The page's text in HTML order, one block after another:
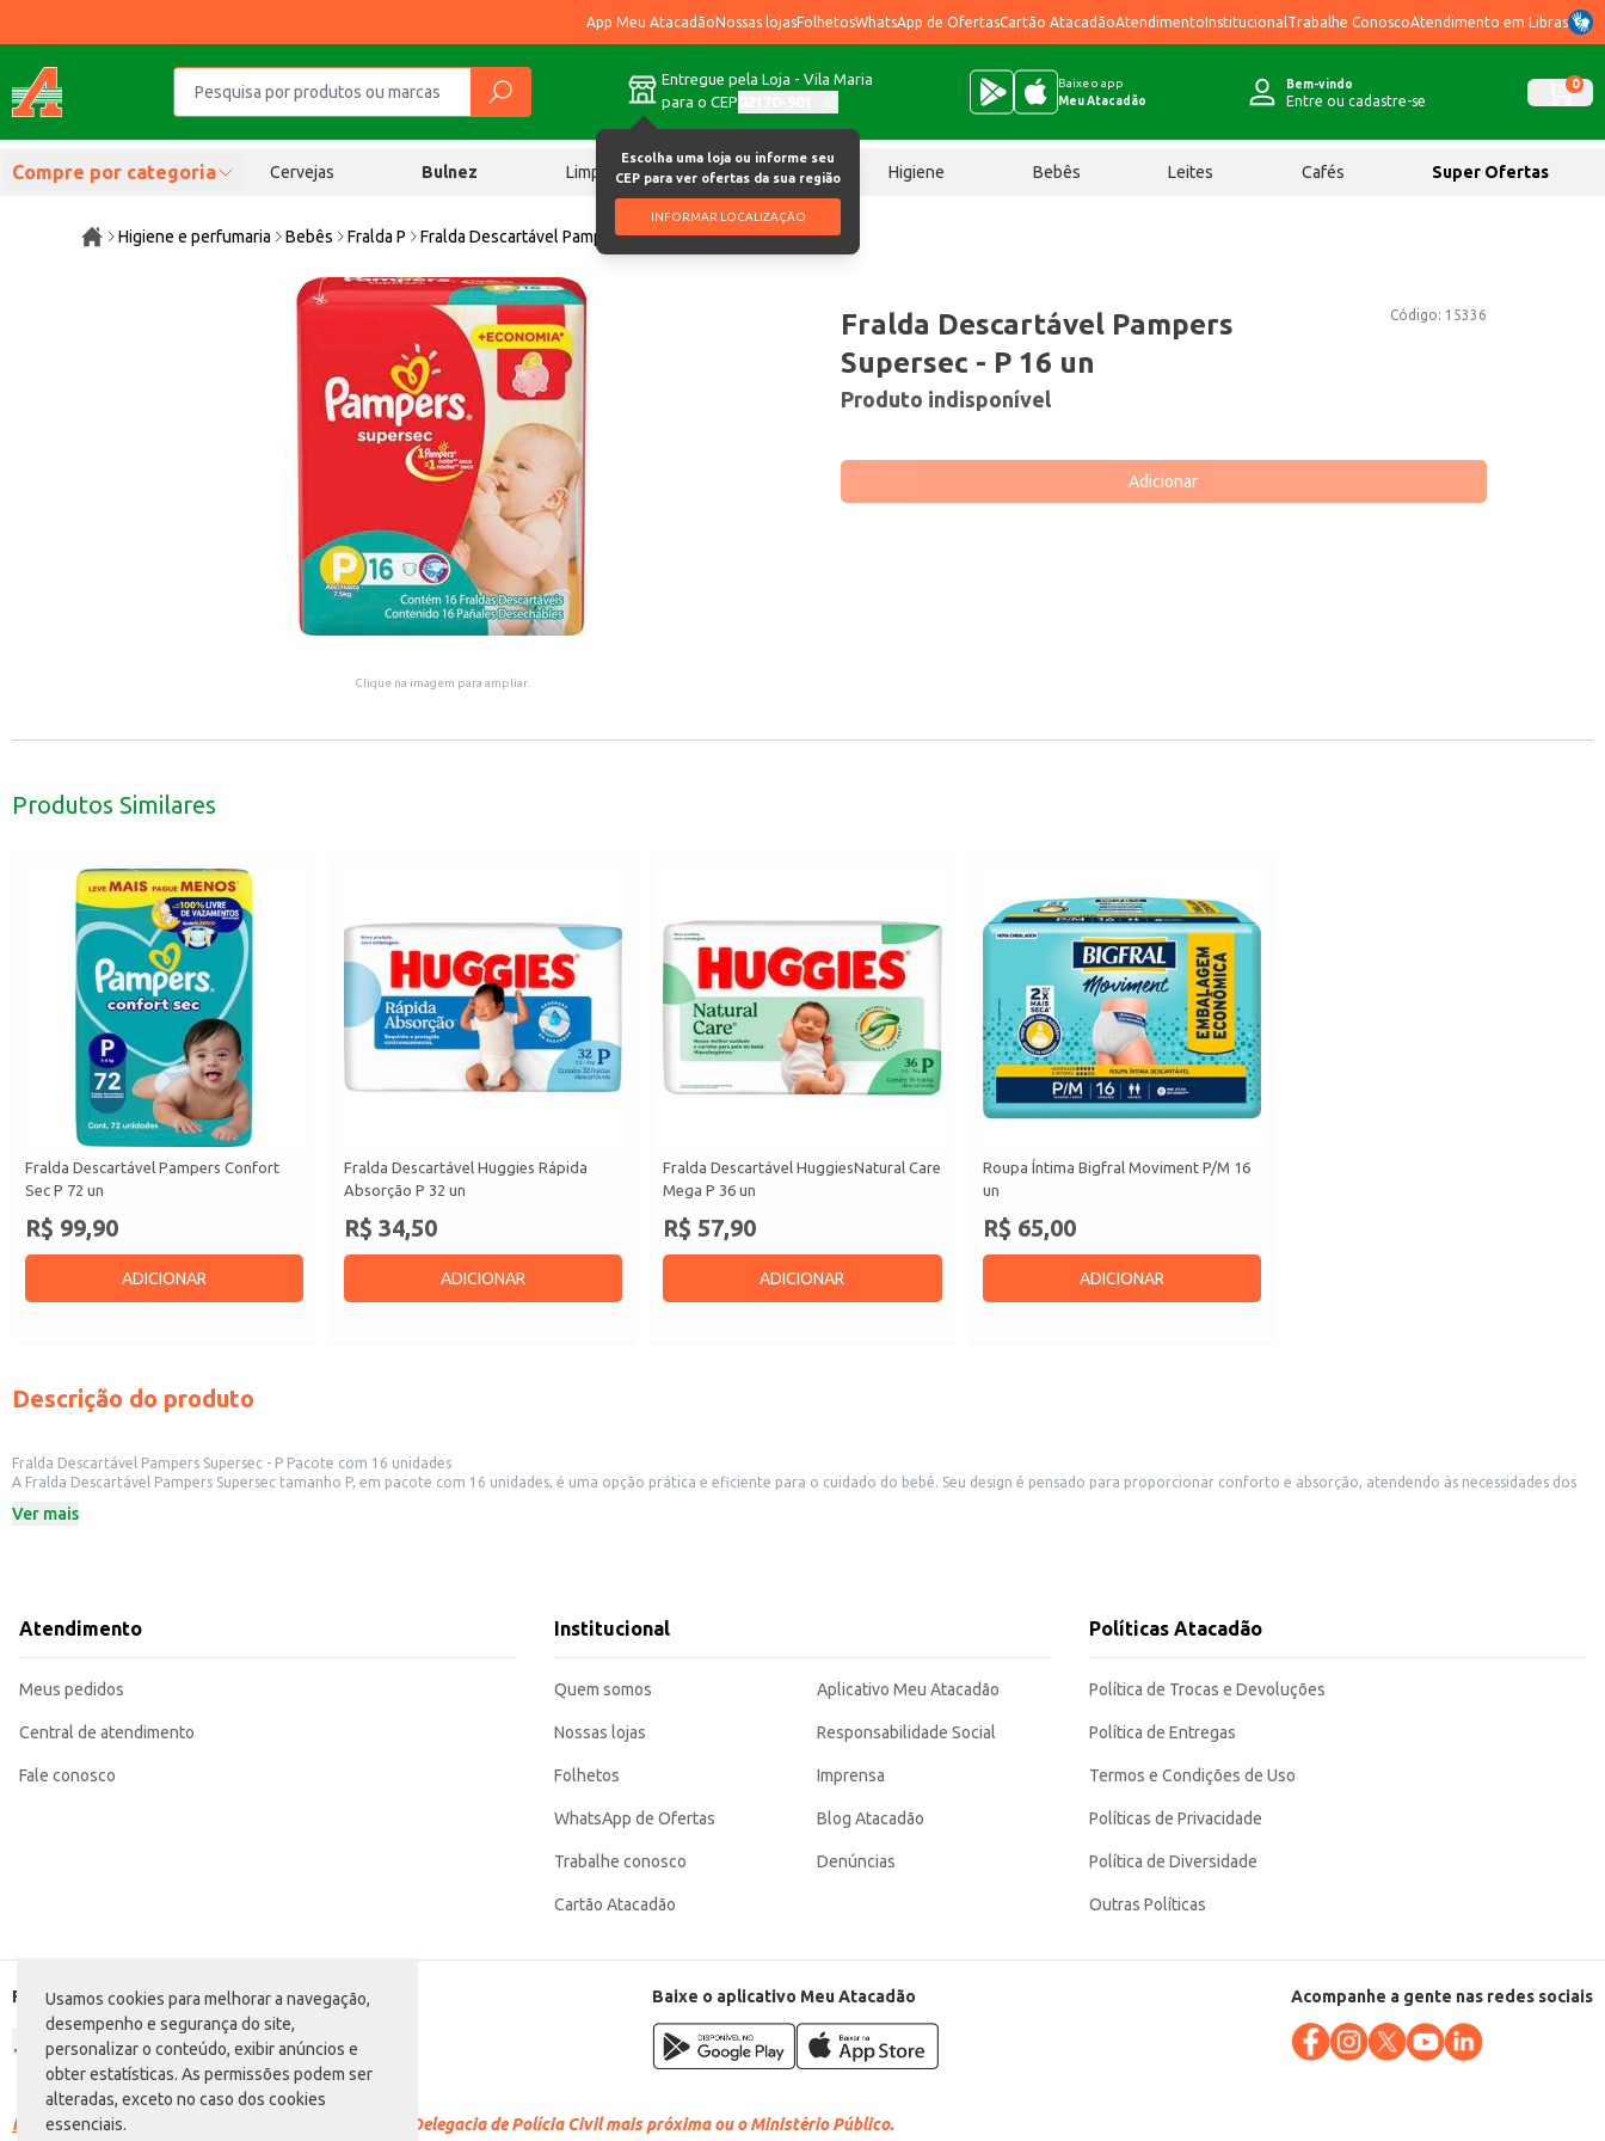
Usamos cookies para melhorar a navegação,
desempenho e segurança do site,
personalizar o conteúdo, exibir anúncios e
obter estatísticas. As permissões podem ser
alteradas, exceto no caso dos cookies
essenciais.
App Meu AtacadãoNossas lojasFolhetosWhatsApp de OfertasCartão AtacadãoAtendimentoInstitucional Trabalhe ConoscoAtendimento em Libras
Entregue pela Loja - Vila Maria
para o CEP
Escolha uma loja ou informe seu
CEP para ver ofertas da sua região
INFORMAR LOCALIZAÇÃO
Baixe o app
Meu Atacadão
Bem-vindo
Entre ou cadastre-se
0
Compre por categoria Cervejas Bulnez Limpeza Chocolates Higiene Bebês Leites Cafés Super Ofertas
Higiene e perfumaria Bebês Fralda P Fralda Descartável Pampers Supersec P 16 un
Clique na imagem para ampliar.
Código: 15336
Fralda Descartável Pampers
Supersec - P 16 un
Produto indisponível
Adicionar
Produtos Similares
Fralda Descartável Pampers Confort
Sec P 72 un
R$ 99,90
ADICIONAR
Fralda Descartável Huggies Rápida
Absorção P 32 un
R$ 34,50
ADICIONAR
Fralda Descartável HuggiesNatural Care
Mega P 36 un
R$ 57,90
ADICIONAR
Roupa Íntima Bigfral Moviment P/M 16
un
R$ 65,00
ADICIONAR
Descrição do produto
Fralda Descartável Pampers Supersec - P Pacote com 16 unidades
A Fralda Descartável Pampers Supersec tamanho P, em pacote com 16 unidades, é uma opção prática e eficiente para o cuidado do bebê. Seu design é pensado para proporcionar conforto e absorção, atendendo às necessidades dos
garantindo praticidade para os pais.
A Fralda Descartável Pampers Supersec tamanho P oferece um bom custo-benefício, combinando praticidade e absorção para o cuidado diário do bebê. Sua embalagem com 16 unidades garante um bom estoque para uso doméstico
ou para revenda, atendendo às necessidades de diferentes públicos.
Departamento: Higiene e perfumaria
Conteúdo: 16 unidades
Ver mais
Atendimento
Meus pedidos
Central de atendimento
Fale conosco
Institucional
Quem somos
Nossas lojas
Folhetos
WhatsApp de Ofertas
Trabalhe conosco
Cartão Atacadão
Aplicativo Meu Atacadão
Responsabilidade Social
Imprensa
Blog Atacadão
Denúncias
Políticas Atacadão
Política de Trocas e Devoluções
Política de Entregas
Termos e Condições de Uso
Políticas de Privacidade
Política de Diversidade
Outras Políticas
Formas de pagamento Baixe o aplicativo Meu Atacadão Acompanhe a gente nas redes sociais
Racismo é crime. Denuncie. Disque 100 ou procure a Delegacia de Polícia Civil mais próxima ou o Ministério Público.